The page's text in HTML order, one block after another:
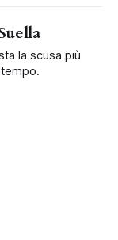
la scusa più